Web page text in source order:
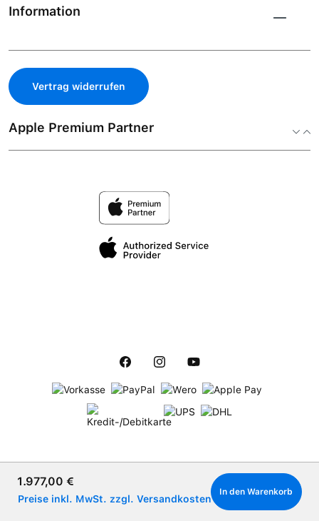
Verkaufspreis:
1.977,00 €
Preise inkl. MwSt. zzgl. Versandkosten
In den Warenkorb
Information
Vertrag widerrufen
Apple Premium Partner